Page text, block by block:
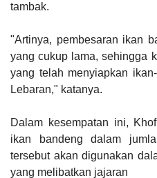
tambak.
"Artinya, pembesaran ikan
yang cukup lama, sehingga
yang telah menyiapkan
Lebaran," katanya.
Dalam kesempatan ini,
ikan bandeng dalam
tersebut akan digunakan
yang melibatkan jajaran